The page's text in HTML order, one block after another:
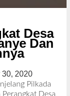
Desa
Dan
30, 2020o
l
e
Pilkada
Desa